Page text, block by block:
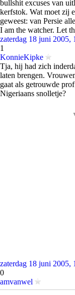
bullshit excuses van
kerfstok. Wat moet zij
geweest: van Persie
I am the watcher. Let
zaterdag 18 juni 2005,
1
KonnieKipke
Tja, hij had zich
laten brengen.
gaat als getrouwde
Nigeriaans snolletje?
zaterdag 18 juni 2005,
0
amvanwel
quote: